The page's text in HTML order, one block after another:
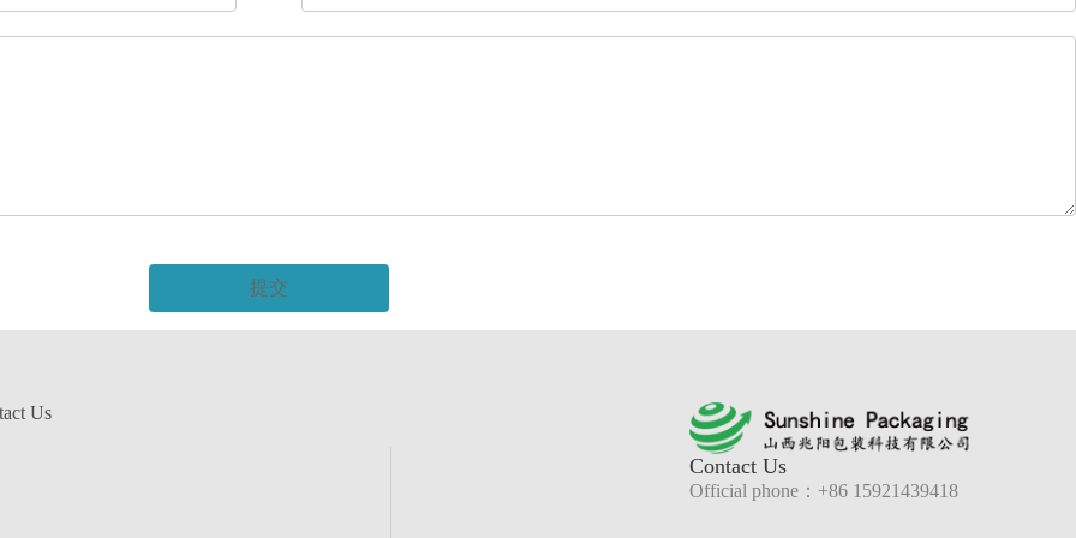
提交
Us
Contact Us
Official phone：+86 15921439418